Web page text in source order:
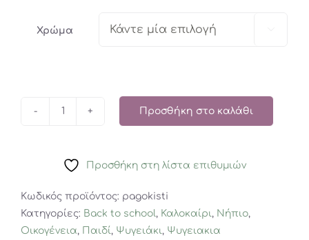
Χρώμα
It
Pack
(παγοκύστη)
Προσθήκη στο καλάθι
Προσθήκη στη λίστα επιθυμιών
Κωδικός προϊόντος: pagokisti
Κατηγορίες: Back to school, Καλοκαίρι , Νήπιο,
Οικογένεια, Παιδί , Ψυγειάκι , Ψυγειακια